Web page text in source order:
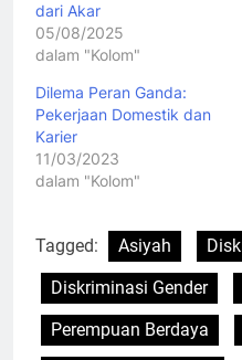
dari Akar
05/08/2025
dalam "Kolom"
Dilema Peran Ganda:
Pekerjaan Domestik dan
Karier
11/03/2023
dalam "Kolom"
Tagged: Asiyah
Diskriminasi Gender
Perempuan Berdaya